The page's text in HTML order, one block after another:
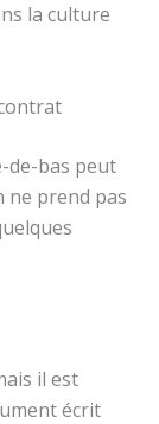
la culture
de-bas peut
ne prend pas
il est
écrit